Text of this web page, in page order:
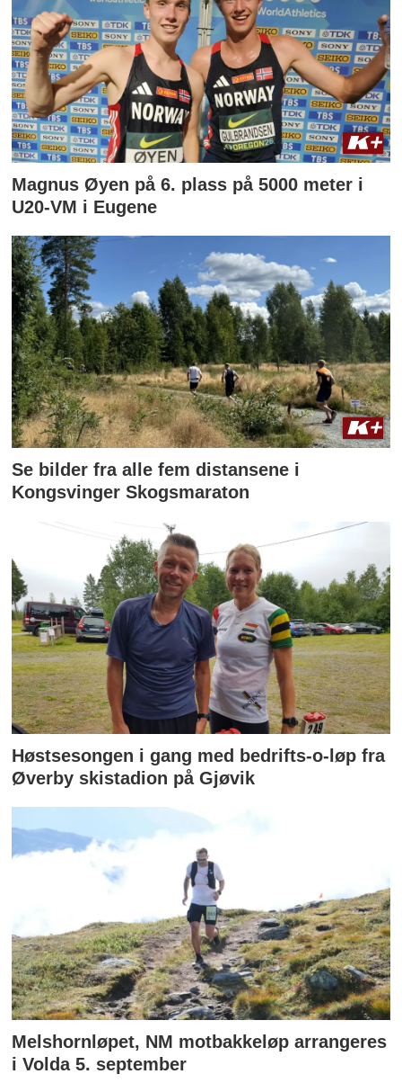
Magnus Øyen på 6. plass på 5000 meter i
U20-VM i Eugene
Se bilder fra alle fem distansene i
Kongsvinger Skogsmaraton
Høstsesongen i gang med bedrifts-o-løp fra
Øverby skistadion på Gjøvik
Melshornløpet, NM motbakkeløp arrangeres
i Volda 5. september